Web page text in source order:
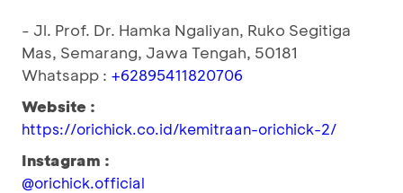
- Jl. Prof. Dr. Hamka Ngaliyan, Ruko Segitiga
Mas, Semarang, Jawa Tengah, 50181
Whatsapp : +62895411820706
Website :
https://orichick.co.id/kemitraan-orichick-2/
Instagram :
@orichick.official